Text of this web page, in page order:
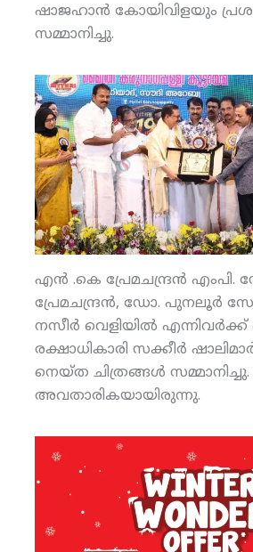
ഷാജഹാന്‍ കോയിവിളയും
സമ്മാനിച്ചു.
എന്‍ .കെ പ്രേമചന്ദ്രന്‍ എംപി.
പ്രേമചന്ദ്രന്‍, ഡോ. പുനലൂര്‍
നസീര്‍ വെളിയില്‍ എന്നിവര്‍ക്ക്
രക്ഷാധികാരി സക്കീര്‍
നെയ്ത ചിത്രങ്ങള്‍ സമ്മാനിച്ചു.
അവതാരികയായിരുന്നു.